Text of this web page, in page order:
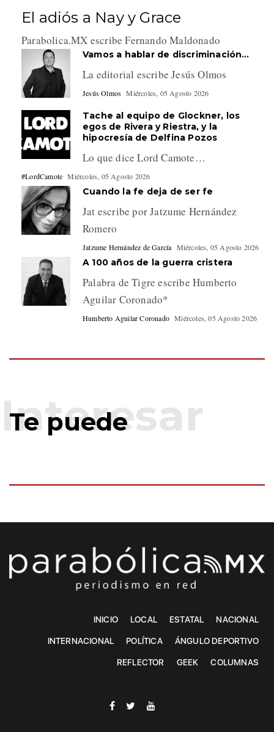
El adiós a Nay y Grace
Parabolica.MX escribe Fernando Maldonado
Vamos a hablar de discriminación…
La editorial escribe Jesús Olmos
Jesús Olmos Miércoles, 05 Agosto 2026
Tache al equipo de Glockner, los
egos de Rivera y Riestra, y la
hipocresía de Delfina Pozos
Lo que dice Lord Camote…
#LordCamote Miércoles, 05 Agosto 2026
Cuando la fe deja de ser fe
Jat escribe por Jatzume Hernández
Romero
Jatzume Hernández de García Miércoles, 05 Agosto 2026
A 100 años de la guerra cristera
Palabra de Tigre escribe Humberto
Aguilar Coronado*
Humberto Aguilar Coronado Miércoles, 05 Agosto 2026
Te puede
INICIO LOCAL ESTATAL NACIONAL
INTERNACIONAL POLÍTICA ÁNGULO DEPORTIVO
REFLECTOR GEEK COLUMNAS